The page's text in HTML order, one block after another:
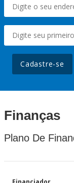
Cadastre-se
Finanças
Plano De